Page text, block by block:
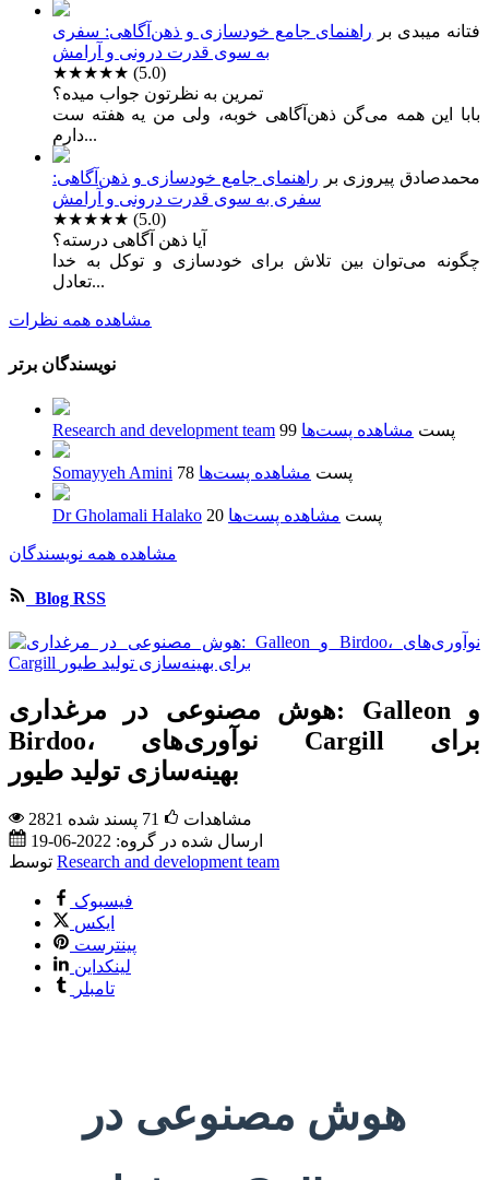
فتانه میبدی بر راهنمای جامع خودسازی و ذهن‌آگاهی: سفری
به سوی قدرت درونی و آرامش
★★★★★ (5.0)
تمرین به نظرتون جواب میده؟
بابا این همه می‌گن ذهن‌آگاهی خوبه، ولی من یه هفته ست
دارم...
محمدصادق پیروزی بر راهنمای جامع خودسازی و ذهن‌آگاهی:
سفری به سوی قدرت درونی و آرامش
★★★★★ (5.0)
آیا ذهن آگاهی درسته؟
چگونه می‌توان بین تلاش برای خودسازی و توکل به خدا
تعادل...
مشاهده همه نظرات
نویسندگان برتر
Research and development team 99 پست مشاهده پست‌ها
Somayyeh Amini 78 پست مشاهده پست‌ها
Dr Gholamali Halako 20 پست مشاهده پست‌ها
مشاهده همه نویسندگان
Blog RSS
هوش مصنوعی در مرغداری: Galleon و
Birdoo، نوآوری‌های Cargill برای
بهینه‌سازی تولید طیور
2821 مشاهدات 71 پسند شده
ارسال شده در گروه: 2022-06-19
توسط Research and development team
فیسبوک
ایکس
پینترست
لینکداین
تامبلر
هوش مصنوعی در